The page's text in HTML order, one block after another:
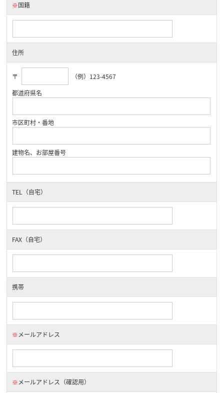
※国籍
住所
〒
（例）123-4567
都道府県名
市区町村・番地
建物名、お部屋番号
TEL（自宅）
FAX（自宅）
携帯
※メールアドレス
※メールアドレス（確認用）